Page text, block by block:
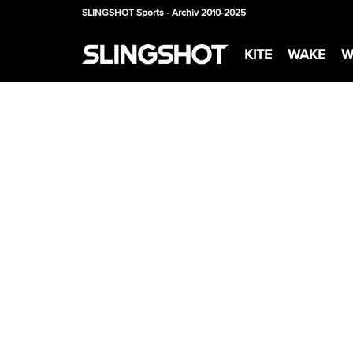
SLINGSHOT Sports - Archiv 2010-2025
KITE WAKE